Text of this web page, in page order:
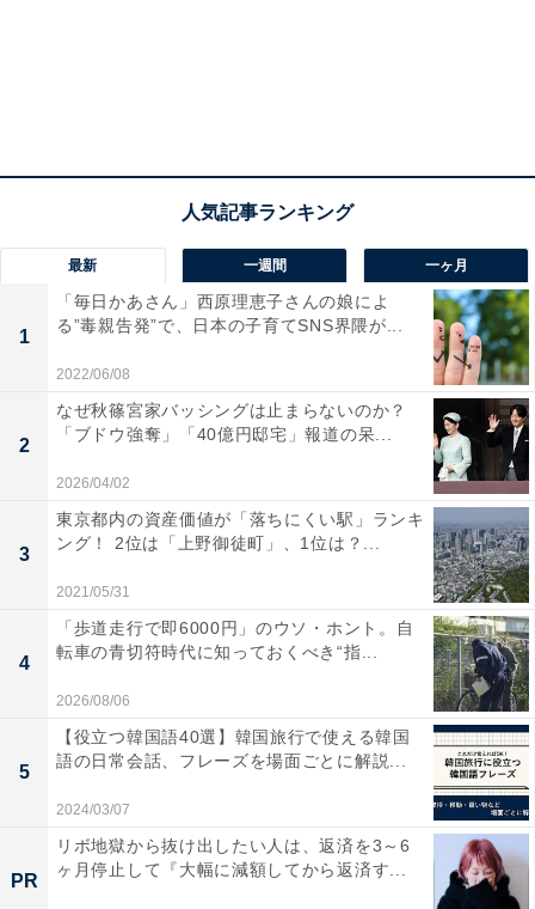
建物屋上からの俯瞰。左が長崎方面
最新 一週間 一ヶ月
1
「毎日かあさん」西原理恵子さんの娘によ
る”毒親告発”で、日本の子育てSNS界隈が...
2022/06/08
2
なぜ秋篠宮家バッシングは止まらないのか？
「ブドウ強奪」「40億円邸宅」報道の呆...
2026/04/02
3
東京都内の資産価値が「落ちにくい駅」ランキ
ング！ 2位は「上野御徒町」、1位は？...
2021/05/31
4
「歩道走行で即6000円」のウソ・ホント。自
転車の青切符時代に知っておくべき“指...
2026/08/06
5
【役立つ韓国語40選】韓国旅行で使える韓国
語の日常会話、フレーズを場面ごとに解説...
2024/03/07
PR
リボ地獄から抜け出したい人は、返済を3～6
ヶ月停止して『大幅に減額してから返済す...